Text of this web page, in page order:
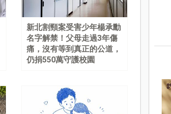
新北割頸案受害少年楊承勳
名字解禁！父母走過3年傷
痛，沒有等到真正的公道，
仍捐550萬守護校園